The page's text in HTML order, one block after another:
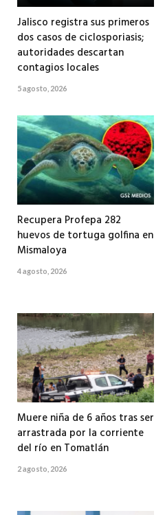
Jalisco registra sus primeros
dos casos de ciclosporiasis;
autoridades descartan
contagios locales
5 agosto, 2026
Recupera Profepa 282
huevos de tortuga golfina en
Mismaloya
4 agosto, 2026
Muere niña de 6 años tras ser
arrastrada por la corriente
del río en Tomatlán
2 agosto, 2026